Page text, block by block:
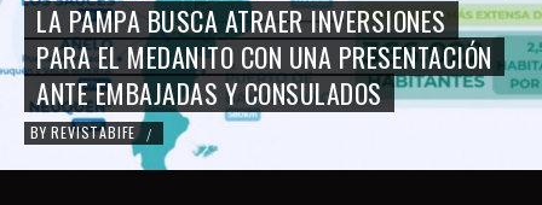
LA PAMPA BUSCA ATRAER INVERSIONES
PARA EL MEDANITO CON UNA PRESENTACIÓN
ANTE EMBAJADAS Y CONSULADOS
BY REVISTABIFE /